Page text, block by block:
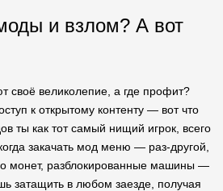
и взлом? А вот
своё великолепие, а где профит?
к открытому контенту — вот что
ты как тот самый нищий игрок, всего
закачать мод меню — раз-другой,
монет, разблокированные машины —
затащить в любом заезде, получая